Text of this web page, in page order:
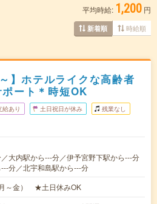
平均時給: 1,200 円
新着順 時給順
】ホテルライクな高齢者
ート＊時短OK
給あり 土日祝日が休み 残業なし
大内駅から---分／伊予宮野下駅から---分
分／北宇和島駅から---分
～金） ★土日休みOK